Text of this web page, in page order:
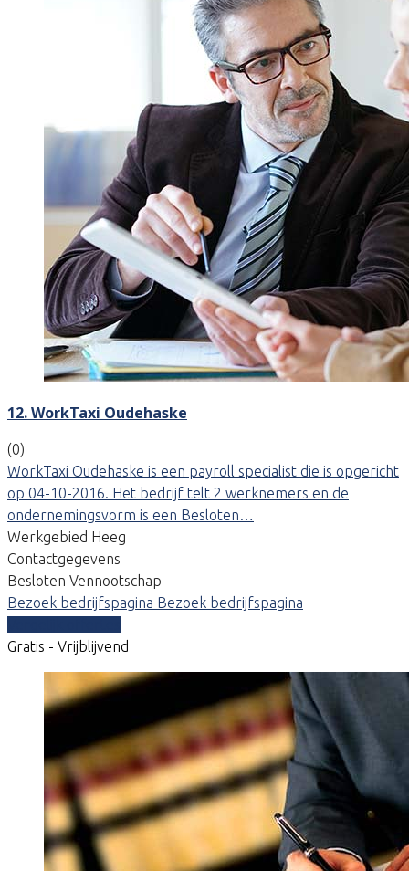
12. WorkTaxi Oudehaske
(0)
WorkTaxi Oudehaske is een payroll specialist die is opgericht
op 04-10-2016. Het bedrijf telt 2 werknemers en de
ondernemingsvorm is een Besloten…
Werkgebied Heeg
Contactgegevens
Besloten Vennootschap
Bezoek bedrijfspagina Bezoek bedrijfspagina
Gratis - Vrijblijvend